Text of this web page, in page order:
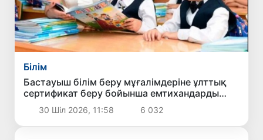
Білім
Бастауыш білім беру мұғалімдеріне ұлттық
сертификат беру бойынша емтихандарды
өткізу тәртібі белгіленді
30 Шіл 2026, 11:58 6 032